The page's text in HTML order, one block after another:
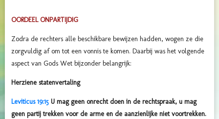
OORDEEL ONPARTIJDIG
Zodra de rechters alle beschikbare bewijzen hadden, wogen ze die
zorgvuldig af om tot een vonnis te komen. Daarbij was het volgende
aspect van Gods Wet bijzonder belangrijk:
Herziene statenvertaling
Leviticus 19:15 U mag geen onrecht doen in de rechtspraak, u mag
geen partij trekken voor de arme en de aanzienlijke niet voortrekken.